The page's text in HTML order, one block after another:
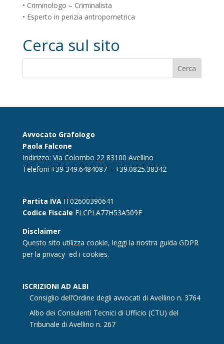
• Criminologo – Criminalista
• Esperto in perizia antropometrica
Cerca sul sito
Avvocato Grafologo
Paola Falcone
Indirizzo: Via Colombo 22 83100 Avellino
Telefoni +39 349.6484087 – +39.0825.38342
Partita IVAIT02600390641
Codice Fiscale FLCPLA77H53A509F
Disclaimer
Questo sito utilizza cookie, leggi la nostra guida GDPR
per la privacy ed i cookies.
ISCRIZIONI AD ALBI
Consiglio dell’Ordine degli avvocati di Avellino n. 3764
Albo dei Consulenti Tecnici di Ufficio (CTU) del
Tribunale di Avellino n. 267